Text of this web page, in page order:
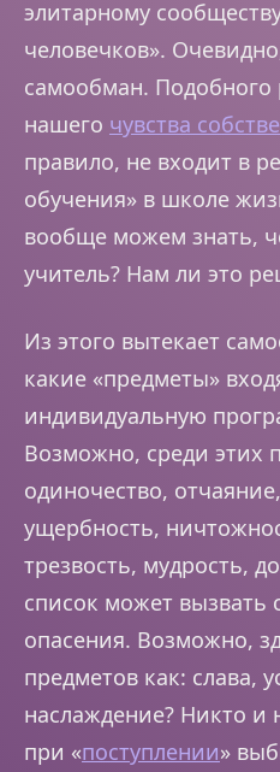
элитарному
человечков».
самообман.
нашего чувства
правило, не входит в
обучения» в школе
вообще можем знать,
учитель? Нам ли это
Из этого вытекает
какие «предметы»
индивидуальную
Возможно, среди этих
одиночество,
ущербность,
трезвость, мудрость,
список может вызвать
опасения. Возможно,
предметов как: слава,
наслаждение? Никто
при «поступлении»